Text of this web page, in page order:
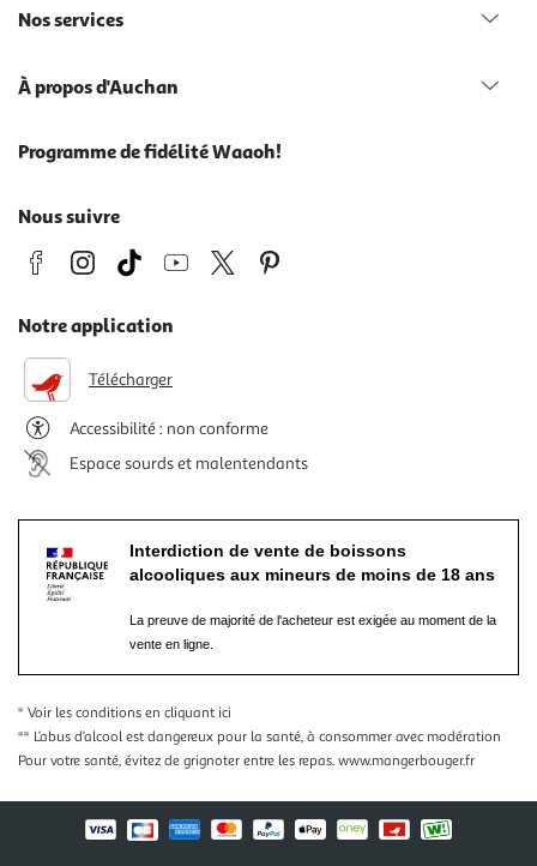
Nos services
À propos d'Auchan
Programme de fidélité Waaoh!
Nous suivre
Notre application
Télécharger
Accessibilité : non conforme
Espace sourds et malentendants
Interdiction de vente de boissons
alcooliques aux mineurs de moins de 18 ans
La preuve de majorité de l'acheteur est exigée au moment de la
vente en ligne.
* Voir les conditions en cliquant ici
** L’abus d’alcool est dangereux pour la santé, à consommer avec modération
Pour votre santé, évitez de grignoter entre les repas. www.mangerbouger.fr